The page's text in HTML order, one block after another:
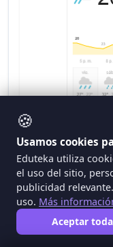
IDIOMAS
Si usted no
ingresar a
idioma en el
🍪
Usamos cookies
Eduteka utiliza
el uso del sitio,
publicidad
uso. Más
Aceptar